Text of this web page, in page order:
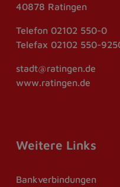
40878 Ratingen
Telefon 02102 550-0
Telefax 02102 550-
stadt@ratingen.de
www.ratingen.de
Weitere Links
Bankverbindungen